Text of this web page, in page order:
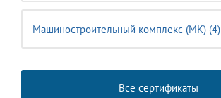
Машиностроительный комплекс (MК) (4)
Все сертификаты